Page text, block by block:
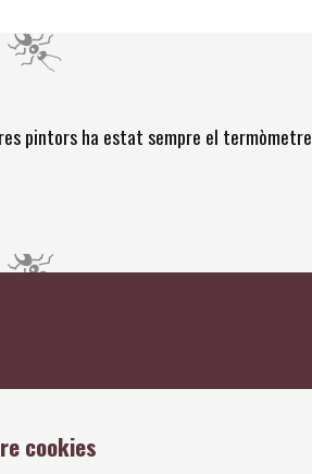
pintors ha estat sempre el
cookies